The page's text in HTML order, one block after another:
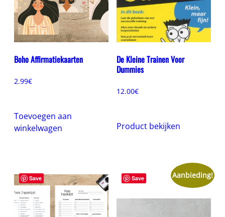
Boho Affirmatiekaarten
2.99€
Toevoegen aan
winkelwagen
De Kleine Trainen Voor
Dummies
12.00€
Product bekijken
Save Save Aanbieding!